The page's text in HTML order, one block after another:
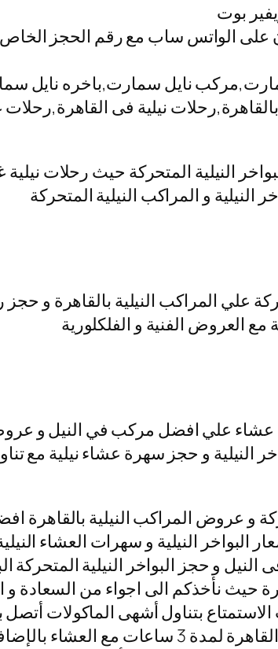
بوت
على الواتس ساب مع رقم الحجز
نايل سمارت,باخره نايل
بالقاهرة,رحلات نيلية فى
النيلية المتحركة حيث رحلات
النيلية و المراكب النيلية المتحركة
علي المراكب النيلية بالقاهرة و
مع العروض الفنية و الفلكلورية
عشاء علي افضل مركب في النيل و عروض
النيلية و حجز سهرة عشاء نيلية مع
و عروض المراكب النيلية بالقاهرة
البواخر النيلية و سهرات العشاء
و حجز البواخر النيلية المتحركة
نأخذكم الى اجواء من السعادة و
الاستمتاع بتناول أشهى الماكولات
العائمة حيث الابحار على نيل